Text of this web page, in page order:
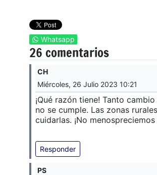
Whatsapp
26 comentarios
CH
Miércoles, 26 Julio 2023 10:21
¡Qué razón tiene! Tanto
no se cumple. Las zonas
cuidarlas. ¡No
Responder
PS